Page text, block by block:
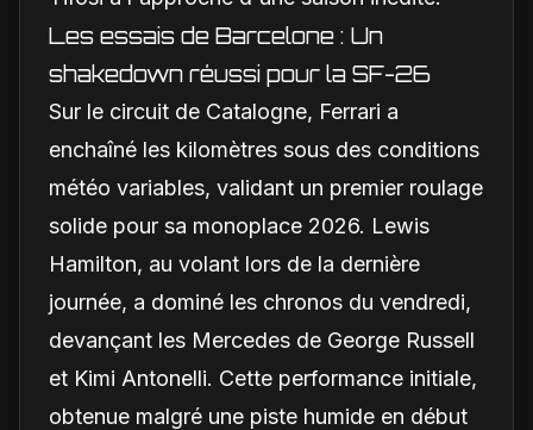
Les essais de Barcelone : Un
shakedown réussi pour la SF-26
Sur le circuit de Catalogne, Ferrari a
enchaîné les kilomètres sous des conditions
météo variables, validant un premier roulage
solide pour sa monoplace 2026. Lewis
Hamilton, au volant lors de la dernière
journée, a dominé les chronos du vendredi,
devançant les Mercedes de George Russell
et Kimi Antonelli. Cette performance initiale,
obtenue malgré une piste humide en début